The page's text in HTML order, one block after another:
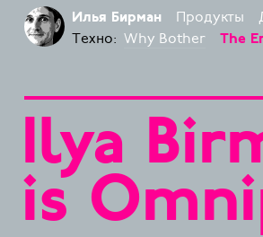
Илья Бирман Продукты
Техно: Why Bother The
Ilya
is